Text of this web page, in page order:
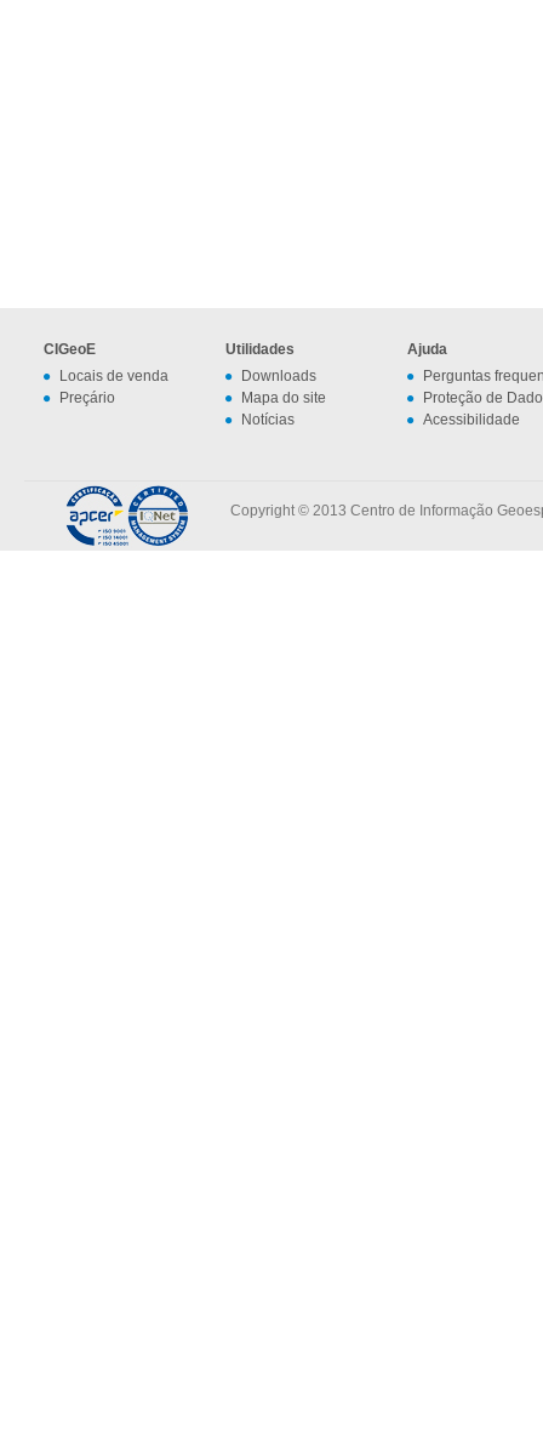
CIGeoE
Locais de venda
Preçário
Utilidades
Downloads
Mapa do site
Notícias
Ajuda
Perguntas
Proteção de
Acessibilidade
Copyright © 2013 Centro de Informação